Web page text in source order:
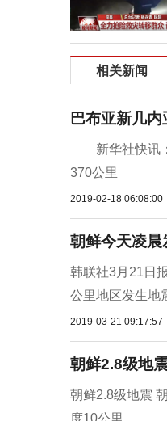
相关新闻
巴布亚新几
新华社快讯：
370公里
2019-02-18 06:08:00
朝鲜今天凌晨
韩联社3月21日
公里地区发生地
2019-03-21 09:17:57
朝鲜2.8级地
朝鲜2.8级地震